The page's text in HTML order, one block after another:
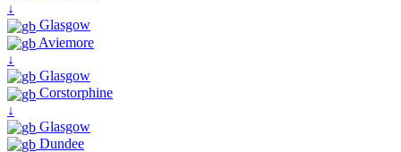
↓
Glasgow
Aviemore
↓
Glasgow
Corstorphine
↓
Glasgow
Dundee